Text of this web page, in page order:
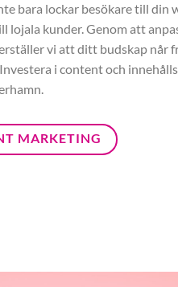
bara lockar besökare till din
lojala kunder. Genom att
vi att ditt budskap når
i content och
MARKETING